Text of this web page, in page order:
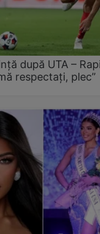
după UTA –
respectați, plec”